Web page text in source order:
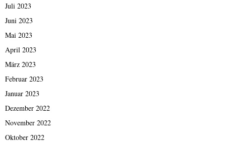
Juli 2023
Juni 2023
Mai 2023
April 2023
März 2023
Februar 2023
Januar 2023
Dezember 2022
November 2022
Oktober 2022